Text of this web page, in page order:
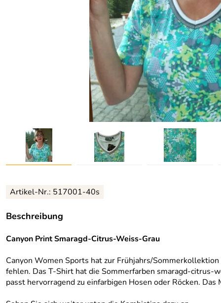
Artikel-Nr.: 517001-40s
Beschreibung
Canyon Print Smaragd-Citrus-Weiss-Grau
Canyon Women Sports hat zur Frühjahrs/
fehlen. Das T-Shirt hat die Sommerfarben smaragd-
passt hervorragend zu einfarbigen Hosen oder Röcken.